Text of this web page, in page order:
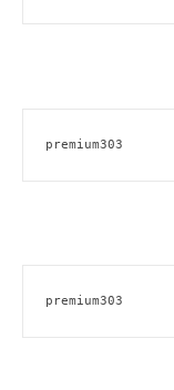
premium303
premium303